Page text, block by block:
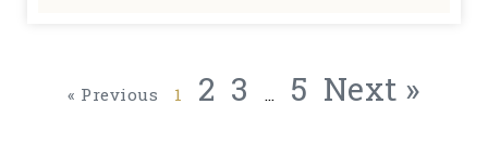
« Previous 1 2 3 … 5 Next »